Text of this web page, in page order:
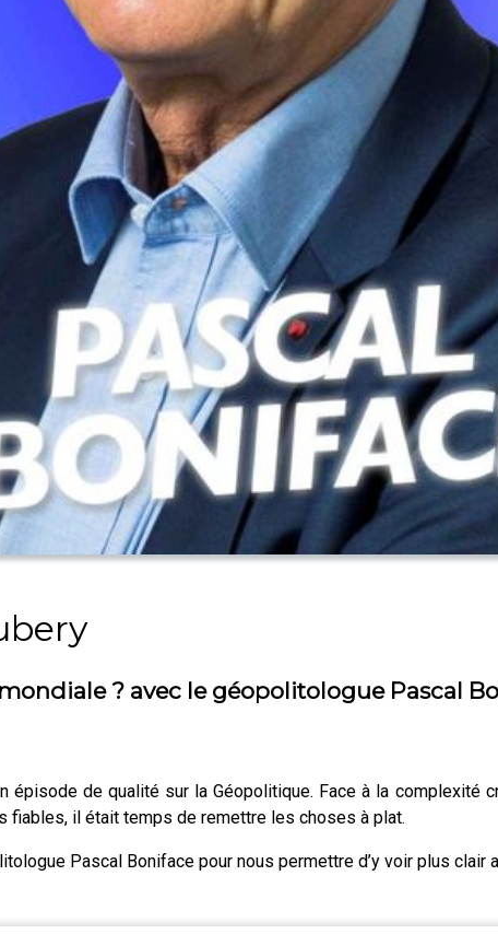
? avec le géopolitologue Pascal
épisode de qualité sur la Géopolitique. Face à la complexité
fiables, il était temps de remettre les choses à plat.
Pascal Boniface pour nous permettre d’y voir plus clair